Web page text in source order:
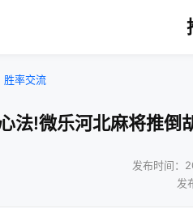
胜率交流
法!微乐河北麻将推倒
发布时间：
发